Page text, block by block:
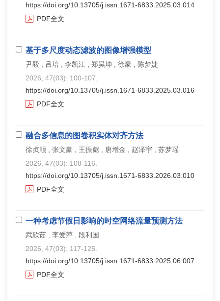
https://doi.org/10.13705/j.issn.1671-6833.2025.03.014
PDF全文
基于多尺度动态滤波的图像增强模型
尹毅 , 吕培 , 李凯江 , 郑昊坤 , 徐豪 , 陈梦婕
2026, 47(03): 100-107.
https://doi.org/10.13705/j.issn.1671-6833.2025.03.016
PDF全文
融合多信息的图卷积实体对齐方法
徐贞顺 , 张文豪 , 王振彪 , 唐增金 , 赵泽宇 , 苏梦瑶
2026, 47(03): 108-116.
https://doi.org/10.13705/j.issn.1671-6833.2026.03.010
PDF全文
一种考虑节假日影响的时空网络流量预测方法
武欣茹 , 李爱萍 , 段利国
2026, 47(03): 117-125.
https://doi.org/10.13705/j.issn.1671-6833.2025.06.007
PDF全文